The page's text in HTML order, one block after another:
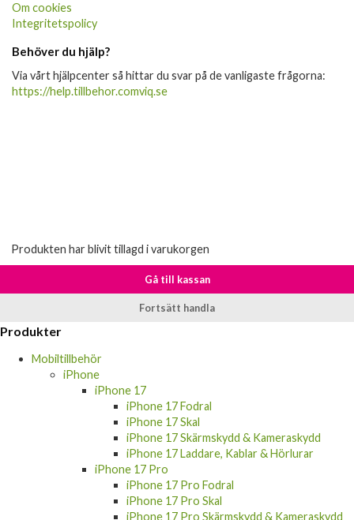
Om cookies
Integritetspolicy
Behöver du hjälp?
Via vårt hjälpcenter så hittar du svar på de vanligaste frågorna:
https://help.tillbehor.comviq.se
Produkten har blivit tillagd i varukorgen
Gå till kassan
Fortsätt handla
Produkter
Mobiltillbehör
iPhone
iPhone 17
iPhone 17 Fodral
iPhone 17 Skal
iPhone 17 Skärmskydd & Kameraskydd
iPhone 17 Laddare, Kablar & Hörlurar
iPhone 17 Pro
iPhone 17 Pro Fodral
iPhone 17 Pro Skal
iPhone 17 Pro Skärmskydd & Kameraskydd